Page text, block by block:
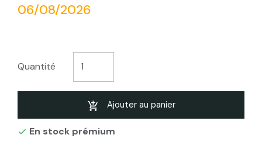
06/08/2026
Quantité
Ajouter au panier
 En stock prémium